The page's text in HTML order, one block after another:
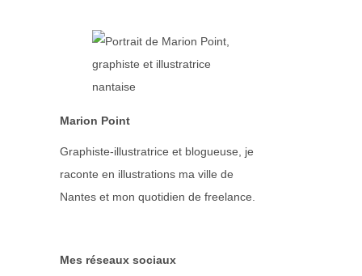
Marion Point
Graphiste-illustratrice et blogueuse, je
raconte en illustrations ma ville de
Nantes et mon quotidien de freelance.
Mes réseaux sociaux